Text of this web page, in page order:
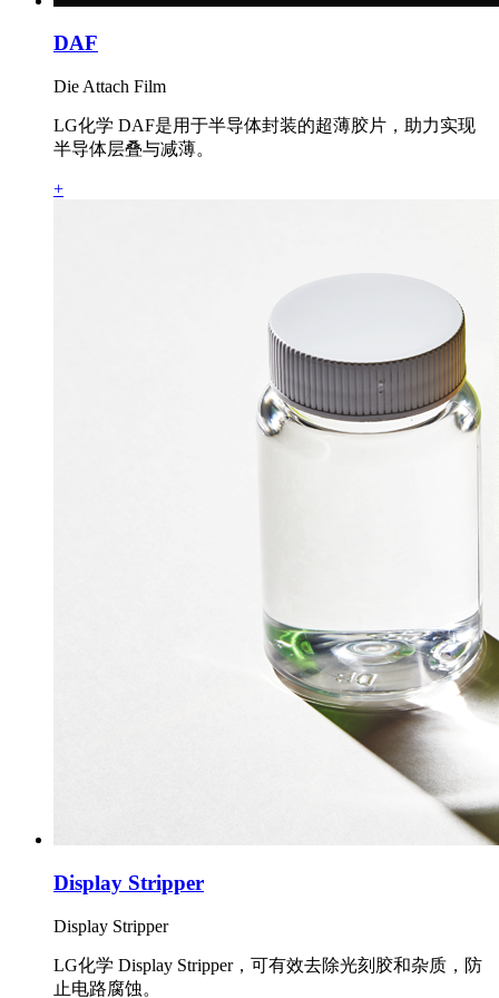
DAF
Die Attach Film
LG化学 DAF是用于半导体封装的超薄胶片，助力实现
半导体层叠与减薄。
+
Display Stripper
Display Stripper
LG化学 Display Stripper，可有效去除光刻胶和杂质，防
止电路腐蚀。